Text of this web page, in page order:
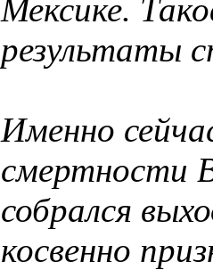
Мексике.
результаты
Именно
смертности
собрался
косвенно